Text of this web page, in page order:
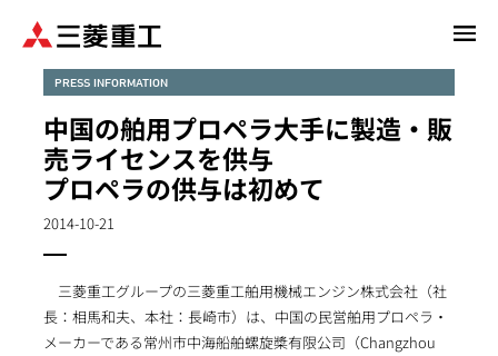
PRESS INFORMATION
中国の舶用プロペラ大手に製造・販
売ライセンスを供与
プロペラの供与は初めて
2014-10-21
三菱重工グループの三菱重工舶用機械エンジン株式会社（社
長：相馬和夫、本社：長崎市）は、中国の民営舶用プロペラ・
メーカーである常州市中海船舶螺旋槳有限公司（Changzhou